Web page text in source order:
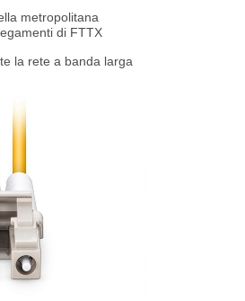
metropolitana
di FTTX
la rete a banda larga